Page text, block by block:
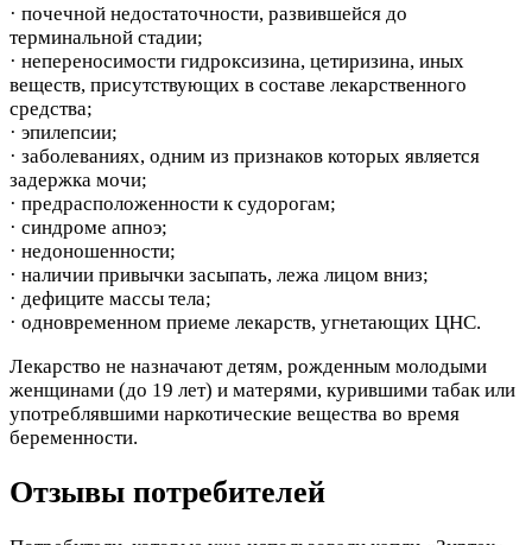
· почечной недостаточности, развившейся до
терминальной стадии;
· непереносимости гидроксизина, цетиризина, иных
веществ, присутствующих в составе лекарственного
средства;
· эпилепсии;
· заболеваниях, одним из признаков которых является
задержка мочи;
· предрасположенности к судорогам;
· синдроме апноэ;
· недоношенности;
· наличии привычки засыпать, лежа лицом вниз;
· дефиците массы тела;
· одновременном приеме лекарств, угнетающих ЦНС.
Лекарство не назначают детям, рожденным молодыми
женщинами (до 19 лет) и матерями, курившими табак или
употреблявшими наркотические вещества во время
беременности.
Отзывы потребителей